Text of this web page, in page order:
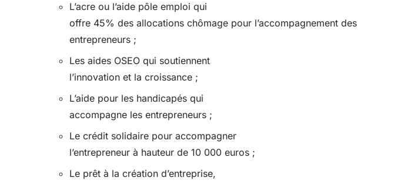
L’acre ou l’aide pôle emploi qui
offre 45% des allocations chômage pour l’accompagnement des
entrepreneurs ;
Les aides OSEO qui soutiennent
l’innovation et la croissance ;
L’aide pour les handicapés qui
accompagne les entrepreneurs ;
Le crédit solidaire pour accompagner
l’entrepreneur à hauteur de 10 000 euros ;
Le prêt à la création d’entreprise,